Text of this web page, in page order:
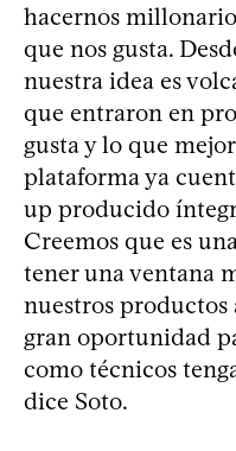
hacernos
que nos gusta.
nuestra idea es
que entraron en
gusta y lo que
plataforma ya
up producido
Creemos que es
tener una ventana
nuestros
gran oportunidad
como técnicos
dice Soto.